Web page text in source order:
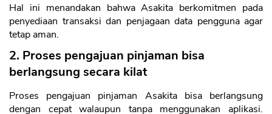
Hal ini menandakan bahwa Asakita berkomitmen pada
penyediaan transaksi dan penjagaan data pengguna agar
tetap aman.
2. Proses pengajuan pinjaman bisa
berlangsung secara kilat
Proses pengajuan pinjaman Asakita bisa berlangsung
dengan cepat walaupun tanpa menggunakan aplikasi.